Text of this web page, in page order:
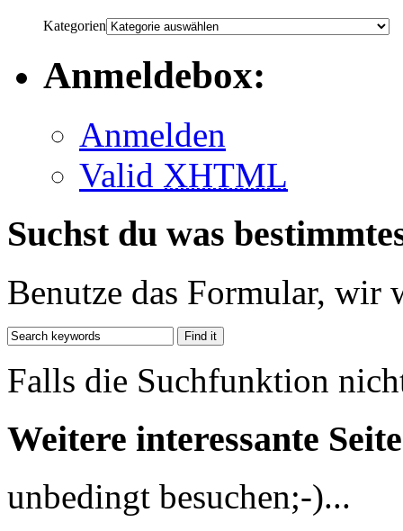
Kategorien
Anmeldebox:
Anmelden
Valid XHTML
Suchst du was
Benutze das Formular, wir
Falls die Suchfunktion
Weitere interessante
unbedingt besuchen;-)...